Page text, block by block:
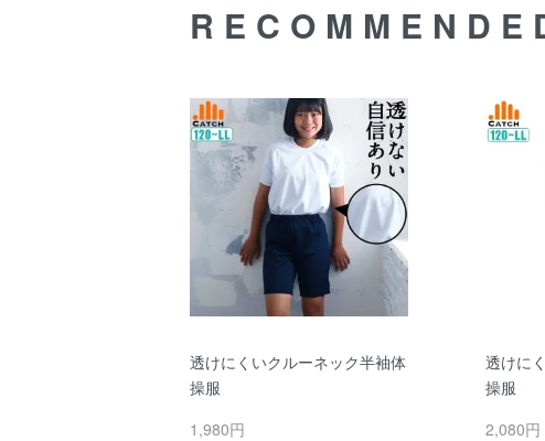
透けにくいクルーネック半袖体
操服
1,980円
透けに
操服
2,080円